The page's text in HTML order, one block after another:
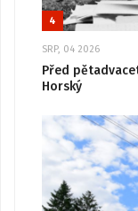
4
SRP, 04 2026
Před
Horský